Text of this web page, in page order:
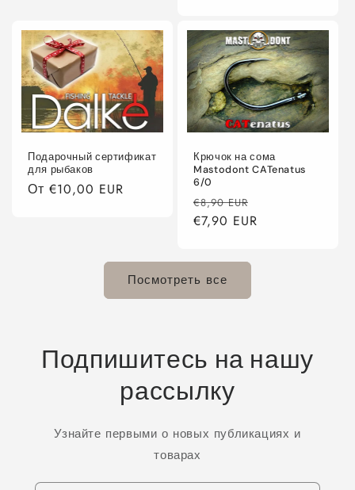
Подарочный сертификат
для рыбаков
Обычная
От €10,00 EUR
Крючок на сома
Mastodont CATenatus
6/0
Обычная
цена
€8,90 EUR
со
€7,90 EUR
Посмотреть все
Подпишитесь на нашу
рассылку
Узнайте первыми о новых публикациях и
товарах